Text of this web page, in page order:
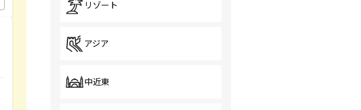
リゾート
アジア
中近東